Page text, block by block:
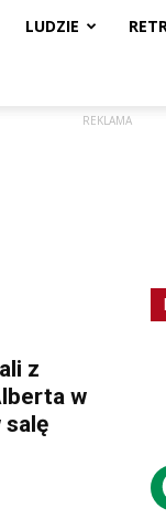
LUDZIE
REKLAMA
z
w
salę